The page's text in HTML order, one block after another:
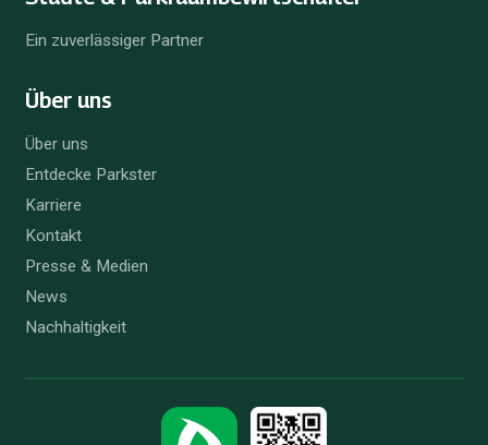
Ein zuverlässiger Partner
Über uns
Über uns
Entdecke Parkster
Karriere
Kontakt
Presse & Medien
News
Nachhaltigkeit